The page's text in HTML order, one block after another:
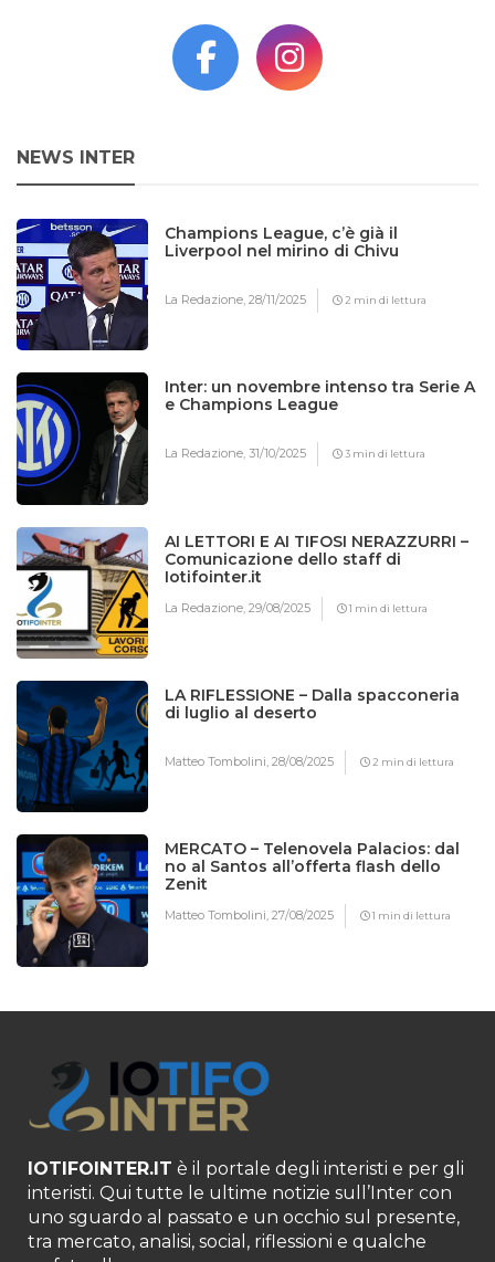
NEWS INTER
Champions League, c’è già il
Liverpool nel mirino di Chivu
La Redazione,28/11/2025 2 min di lettura
Inter: un novembre intenso tra Serie A
e Champions League
La Redazione,31/10/2025 3 min di lettura
AI LETTORI E AI TIFOSI NERAZZURRI –
Comunicazione dello staff di
Iotifointer.it
La Redazione,29/08/2025 1 min di lettura
LA RIFLESSIONE – Dalla spacconeria
di luglio al deserto
Matteo Tombolini,28/08/2025 2 min di lettura
MERCATO – Telenovela Palacios: dal
no al Santos all’offerta flash dello
Zenit
Matteo Tombolini,27/08/2025 1 min di lettura
IOTIFOINTER.IT è il portale degli interisti e per gli
interisti. Qui tutte le ultime notizie sull’Inter con
uno sguardo al passato e un occhio sul presente,
tra mercato, analisi, social, riflessioni e qualche